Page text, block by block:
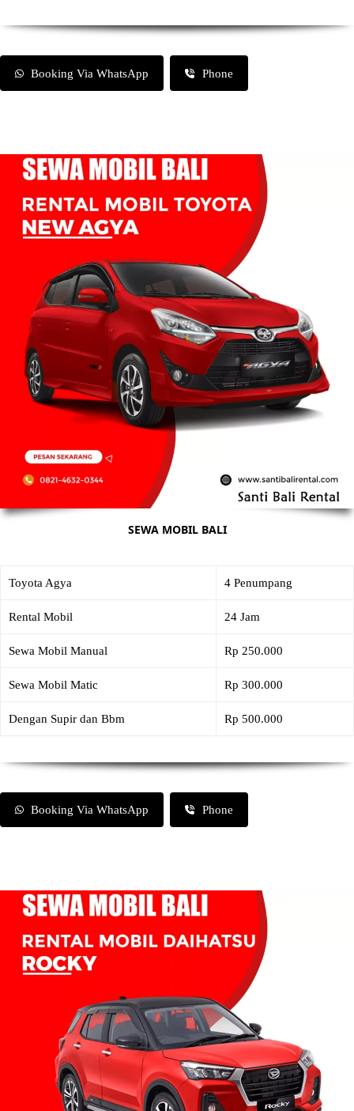
Booking Via WhatsApp Phone
SEWA MOBIL BALI
Toyota Agya 4 Penumpang
Rental Mobil 24 Jam
Sewa Mobil Manual Rp 250.000
Sewa Mobil Matic Rp 300.000
Dengan Supir dan Bbm Rp 500.000
Booking Via WhatsApp Phone